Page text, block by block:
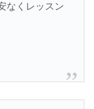
なくレッスン